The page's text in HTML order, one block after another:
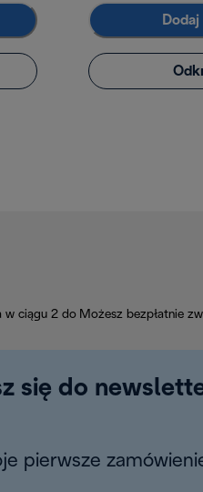
w ciągu 2 do Możesz bezpłatnie
się do
pierwsze